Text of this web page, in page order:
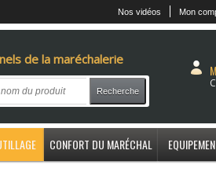
Nos vidéos Mon
de la maréchalerie
Recherche
CONFORT DU MARÉCHAL